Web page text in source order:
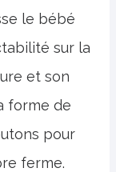
le bébé
sur la
et son
forme de
pour
ferme.